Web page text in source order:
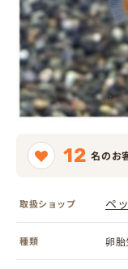
12 名のお
取扱ショップ ペ
種類 卵胎